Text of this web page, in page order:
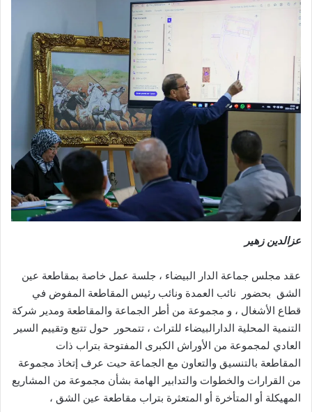
عزالدين زهير
عقد مجلس جماعة الدار البيضاء ، جلسة عمل خاصة بمقاطعة عين
الشق بحضور نائب العمدة ونائب رئيس المقاطعة المفوض في
قطاع الأشغال ، و مجموعة من أطر الجماعة والمقاطعة ومدير شركة
التنمية المحلية الدارالبيضاء للتراث ، تتمحور حول تتبع وتقييم السير
العادي لمجموعة من الأوراش الكبرى المفتوحة بتراب ذات
المقاطعة بالتنسيق والتعاون مع الجماعة حيت عرف إتخاذ مجموعة
من القرارات والخطوات والتدابير الهامة بشأن مجموعة من المشاريع
المهيكلة أو المتأخرة أو المتعثرة بتراب مقاطعة عين الشق ،